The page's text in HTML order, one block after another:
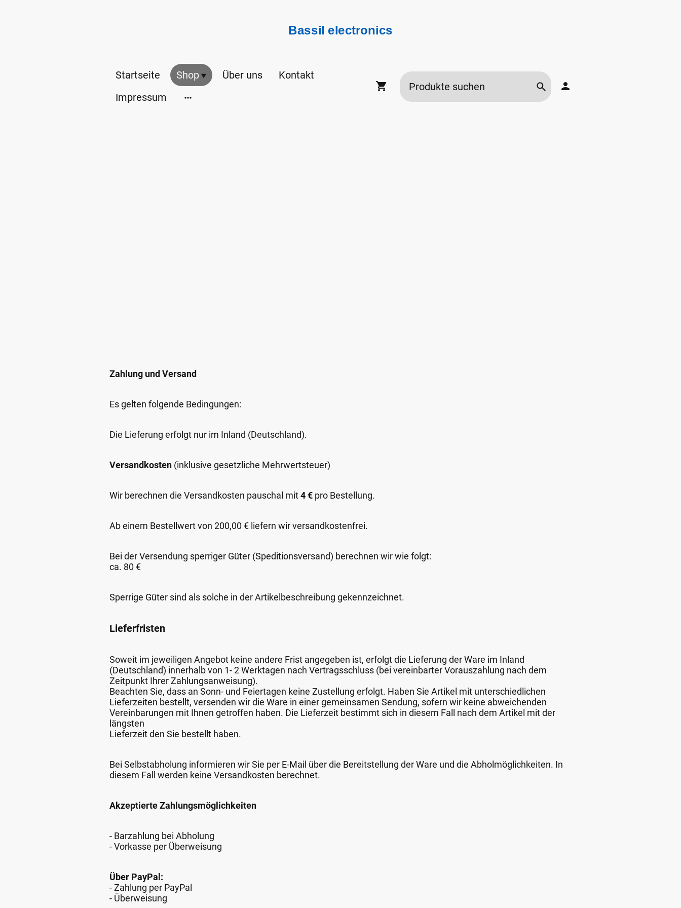
Bassil electronics
Startseite Shop Über uns
Kontakt
Impressum
Zahlung und Versand
Es gelten folgende Bedingungen:
Die Lieferung erfolgt nur im Inland (Deutschland).
Versandkosten (inklusive gesetzliche Mehrwertsteuer)
Wir berechnen die Versandkosten pauschal mit4 € pro Bestellung.
Ab einem Bestellwert von 200,00 € liefern wir versandkostenfrei.
Bei der Versendung sperriger Güter (Speditionsversand) berechnen wir wie folgt:
ca. 80 €
Sperrige Güter sind als solche in der Artikelbeschreibung gekennzeichnet.
Lieferfristen
Soweit im jeweiligen Angebot keine andere Frist angegeben ist, erfolgt die Lieferung der Ware im Inland
(Deutschland) innerhalb von 1- 2 Werktagen nach Vertragsschluss (bei vereinbarter Vorauszahlung nach dem
Zeitpunkt Ihrer Zahlungsanweisung).
Beachten Sie, dass an Sonn- und Feiertagen keine Zustellung erfolgt. Haben Sie Artikel mit unterschiedlichen
Lieferzeiten bestellt, versenden wir die Ware in einer gemeinsamen Sendung, sofern wir keine abweichenden
Vereinbarungen mit Ihnen getroffen haben. Die Lieferzeit bestimmt sich in diesem Fall nach dem Artikel mit der
längsten
Lieferzeit den Sie bestellt haben.
Bei Selbstabholung informieren wir Sie per E-Mail über die Bereitstellung der Ware und die Abholmöglichkeiten. In
diesem Fall werden keine Versandkosten berechnet.
Akzeptierte Zahlungsmöglichkeiten
- Barzahlung bei Abholung
- Vorkasse per Überweisung
Über PayPal:
- Zahlung per PayPal
- Überweisung